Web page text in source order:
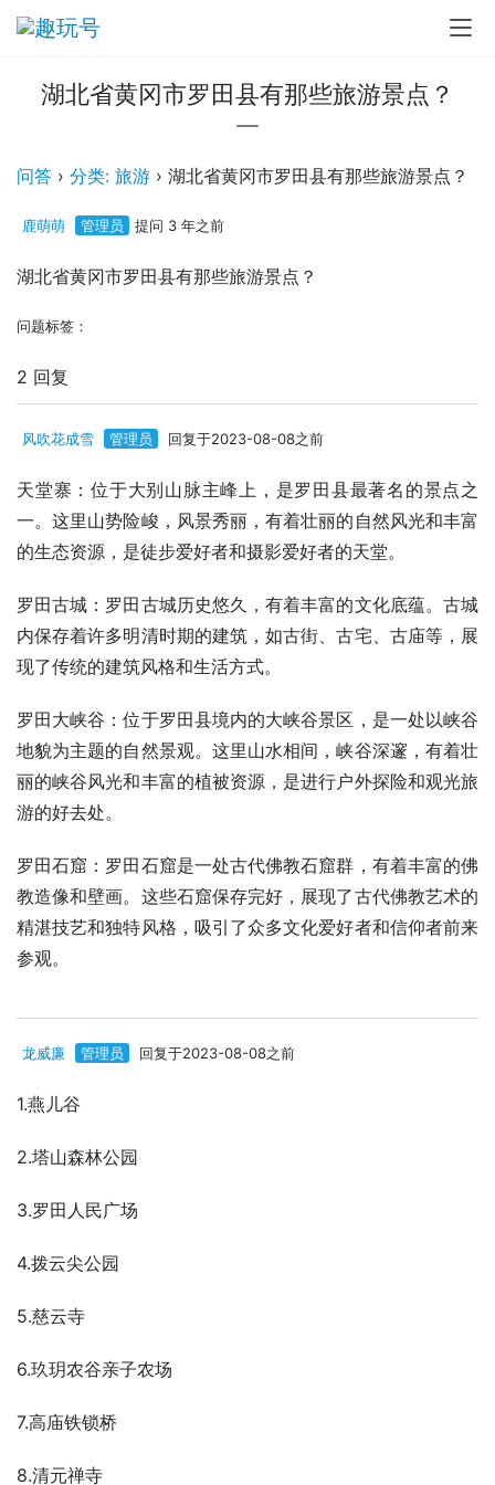
湖北省黄冈市罗田县有那些旅游景点？
问答 › 分类: 旅游 › 湖北省黄冈市罗田县有那些旅游景点？
鹿萌萌 管理员 提问 3 年之前
湖北省黄冈市罗田县有那些旅游景点？
问题标签：
2 回复
风吹花成雪 管理员 回复于2023-08-08之前
天堂寨：位于大别山脉主峰上，是罗田县最著名的景点之
一。这里山势险峻，风景秀丽，有着壮丽的自然风光和丰富
的生态资源，是徒步爱好者和摄影爱好者的天堂。
罗田古城：罗田古城历史悠久，有着丰富的文化底蕴。古城
内保存着许多明清时期的建筑，如古街、古宅、古庙等，展
现了传统的建筑风格和生活方式。
罗田大峡谷：位于罗田县境内的大峡谷景区，是一处以峡谷
地貌为主题的自然景观。这里山水相间，峡谷深邃，有着壮
丽的峡谷风光和丰富的植被资源，是进行户外探险和观光旅
游的好去处。
罗田石窟：罗田石窟是一处古代佛教石窟群，有着丰富的佛
教造像和壁画。这些石窟保存完好，展现了古代佛教艺术的
精湛技艺和独特风格，吸引了众多文化爱好者和信仰者前来
参观。
龙威廉 管理员 回复于2023-08-08之前
1.燕儿谷
2.塔山森林公园
3.罗田人民广场
4.拨云尖公园
5.慈云寺
6.玖玥农谷亲子农场
7.高庙铁锁桥
8.清元禅寺